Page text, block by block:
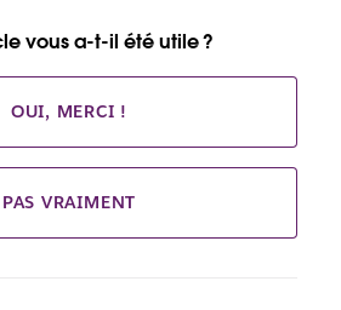
vous a-t-il été utile ?
OUI, MERCI !
PAS VRAIMENT